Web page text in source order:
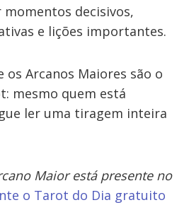
decisivos,
e lições importantes.
os Arcanos Maiores são o
mesmo quem está
ler uma tiragem inteira
Maior está presente no
o Tarot do Dia gratuito